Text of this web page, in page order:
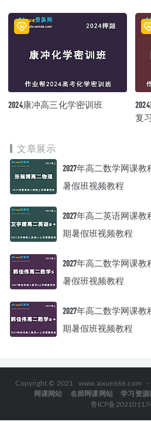
2024康冲高三化学密训班
复
文章展示
2027年高二数学网课
暑假班视频教程
2027年高二英语网课
期暑假班视频教程
2027年高二数学网课
暑假班视频教程
2027年高二数学网课
期暑假班视频教程
Copyright © 2021 www.aixue666.com
-
网课网站
名师网课网站 学习资源
鲁ICP备